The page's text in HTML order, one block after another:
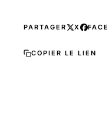
PARTAGER X
COPIER LE LIEN